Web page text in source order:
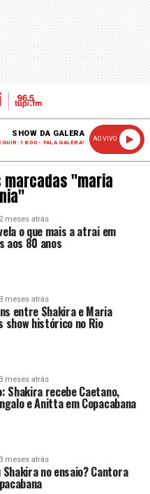
SHOW DA GALERA
18:00 - FALA GALERA!
AO VIVO
"maria
2 meses atrás
o que mais a atrai em
aos 80 anos
3 meses atrás
entre Shakira e Maria
show histórico no Rio
3 meses atrás
Shakira recebe Caetano,
e Anitta em Copacabana
3 meses atrás
Shakira no ensaio? Cantora